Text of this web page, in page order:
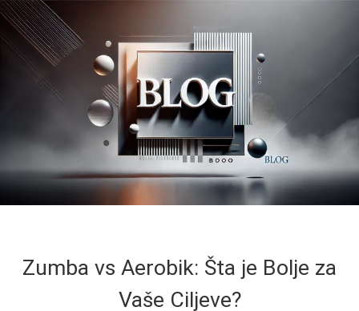
Zumba vs Aerobik: Šta je Bolje za
Vaše Ciljeve?